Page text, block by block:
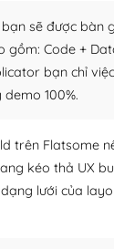
sẽ được bàn
gồm: Code +
bạn chỉ
100%.
trên Flatsome
kéo thả UX
lưới của